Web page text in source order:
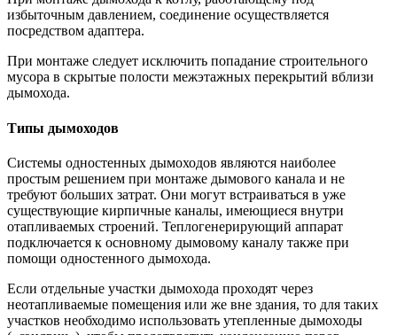
избыточным давлением, соединение осуществляется
посредством адаптера.
При монтаже следует исключить попадание строительного
мусора в скрытые полости межэтажных перекрытий вблизи
дымохода.
Типы дымоходов
Системы одностенных дымоходов являются наиболее
простым решением при монтаже дымового канала и не
требуют больших затрат. Они могут встраиваться в уже
существующие кирпичные каналы, имеющиеся внутри
отапливаемых строений. Теплогенерирующий аппарат
подключается к основному дымовому каналу также при
помощи одностенного дымохода.
Если отдельные участки дымохода проходят через
неотапливаемые помещения или же вне здания, то для таких
участков необходимо использовать утепленные дымоходы